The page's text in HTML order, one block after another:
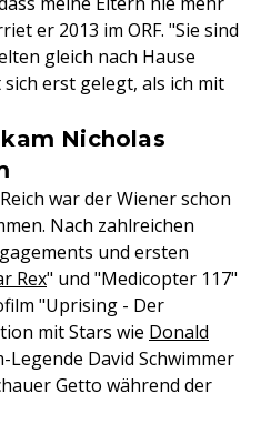
er 2013 im ORF. "Sie sind
gleich nach Hause
erst gelegt, als ich mit
Nicholas
war der Wiener schon
Nach zahlreichen
und ersten
Rex" und "Medicopter 117"
"Uprising - Der
mit Stars wie Donald
Legende David Schwimmer
Getto während der